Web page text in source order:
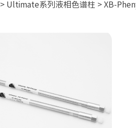
Ultimate系列液相色谱柱 > XB-